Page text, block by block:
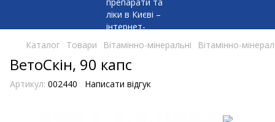
Каталог Товари Вітамінно-мінеральні Вітамінно-
ВетоСкін, 90 капс
Артикул: 002440 Написати відгук